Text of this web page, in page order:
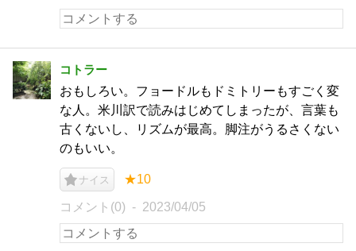
コトラー
おもしろい。フョードルもドミトリーもすごく変
な人。米川訳で読みはじめてしまったが、言葉も
古くないし、リズムが最高。脚注がうるさくない
のもいい。
ナイス ★10
コメント(0) 2023/04/05